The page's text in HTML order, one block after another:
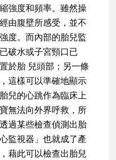
強度和頻率。雖然操
由腹壁所感受，並不
度。而內部的胎兒監
破水或子宮頸口已
於胎 兒頭部；另一條
這樣可以準確地顯示
兒的心跳作為臨床上
無法向外界呼救，所
過某些檢查偵測出胎
監視器」也就成了產
藉此可以檢查出胎兒